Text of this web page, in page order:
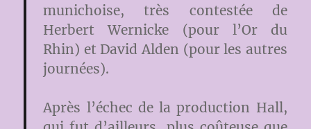
munichoise, très contestée de
Herbert Wernicke (pour l’Or du
Rhin) et David Alden (pour les autres
journées).
Après l’échec de la production Hall,